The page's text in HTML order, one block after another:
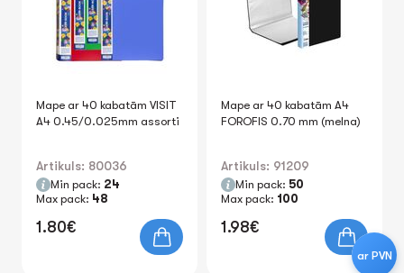
Mape ar 40 kabatām VISIT
A4 0.45/0.025mm assorti
Artikuls: 80036
Min pack: 24
Max pack: 48
1.80€
Mape ar 40 kabatām A4
FOROFIS 0.70 mm (melna)
Artikuls: 91209
Min pack: 50
Max pack: 100
1.98€
ar PVN